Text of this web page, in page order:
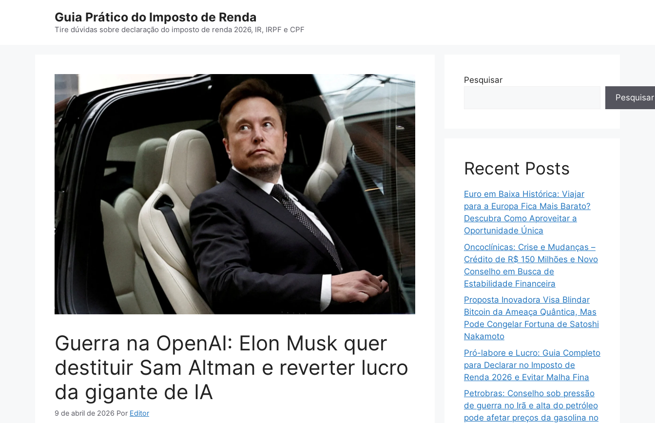
Guia Prático do Imposto de Renda
Tire dúvidas sobre declaração do imposto de renda 2026, IR, IRPF e CPF
Guerra na OpenAI: Elon Musk quer
destituir Sam Altman e reverter lucro
da gigante de IA
9 de abril de 2026 Por Editor
Pesquisar
Pesquisar
Recent Posts
Euro em Baixa Histórica: Viajar
para a Europa Fica Mais Barato?
Descubra Como Aproveitar a
Oportunidade Única
Oncoclínicas: Crise e Mudanças –
Crédito de R$ 150 Milhões e Novo
Conselho em Busca de
Estabilidade Financeira
Proposta Inovadora Visa Blindar
Bitcoin da Ameaça Quântica, Mas
Pode Congelar Fortuna de Satoshi
Nakamoto
Pró-labore e Lucro: Guia Completo
para Declarar no Imposto de
Renda 2026 e Evitar Malha Fina
Petrobras: Conselho sob pressão
de guerra no Irã e alta do petróleo
pode afetar preços da gasolina no